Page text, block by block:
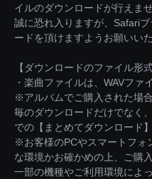
イルのダウンロードが行えませ
誠に恐れ入りますが、Safari
ードを頂けますようお願いいた
【ダウンロードのファイル形
・楽曲ファイルは、WAVファ
※アルバムでご購入された場
毎のダウンロードだけでなく
での【まとめてダウンロード
※お客様のPCやスマートフォ
な環境かお確かめの上、ご購
一部の機種やご利用環境によ